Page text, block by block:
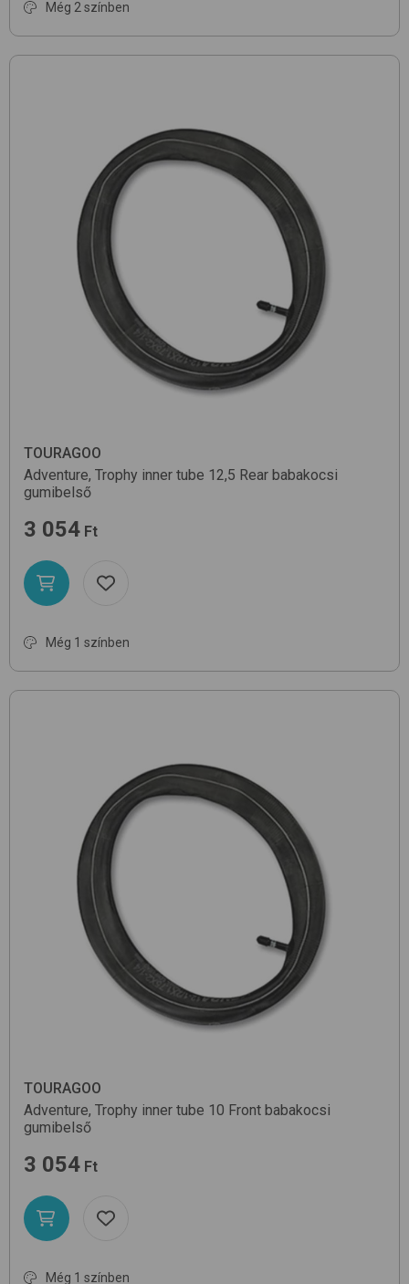
Még 2 színben
TOURAGOO
Adventure, Trophy inner tube 12,5 Rear babakocsi
gumibelső
3 054 Ft
Még 1 színben
TOURAGOO
Adventure, Trophy inner tube 10 Front babakocsi
gumibelső
3 054 Ft
Még 1 színben